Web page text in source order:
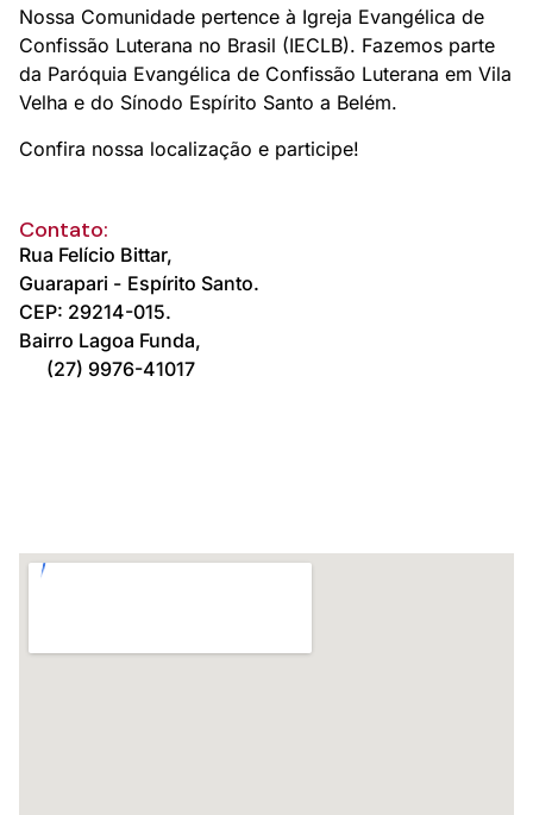
Nossa Comunidade pertence à Igreja Evangélica de
Confissão Luterana no Brasil (IECLB). Fazemos parte
da Paróquia Evangélica de Confissão Luterana em Vila
Velha e do Sínodo Espírito Santo a Belém.
Confira nossa localização e participe!
Contato:
Rua Felício Bittar,
Guarapari - Espírito Santo.
CEP: 29214-015.
Bairro Lagoa Funda,
(27) 9976-41017